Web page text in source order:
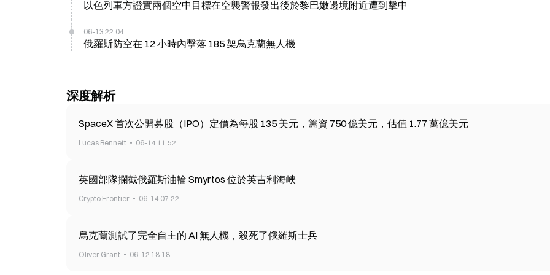
以色列軍方證實兩個空中目標在空襲警報發出後於黎巴嫩邊境附近遭到擊中
06-13 22:04
俄羅斯防空在 12 小時內擊落 185 架烏克蘭無人機
深度解析
SpaceX 首次公開募股（IPO）定價為每股 135 美元，籌資 750 億美元，估值 1.77 萬億美元
Lucas Bennett 06-14 11:52
英國部隊攔截俄羅斯油輪 Smyrtos 位於英吉利海峽
Crypto Frontier 06-14 07:22
烏克蘭測試了完全自主的 AI 無人機，殺死了俄羅斯士兵
Oliver Grant 06-12 18:18